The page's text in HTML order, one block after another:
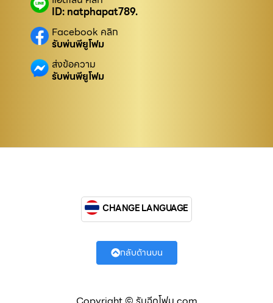
ID: natphapat789.
Facebook คลิก
รับพ่นพียูโฟม
ส่งข้อความ
รับพ่นพียูโฟม
CHANGE LANGUAGE
กลับด้านบน